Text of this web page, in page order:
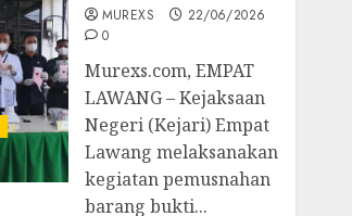
MUREXS
22/06/2026
0
‎Murexs.com, EMPAT
LAWANG – Kejaksaan
Negeri (Kejari) Empat
Lawang melaksanakan
kegiatan pemusnahan
barang bukti...